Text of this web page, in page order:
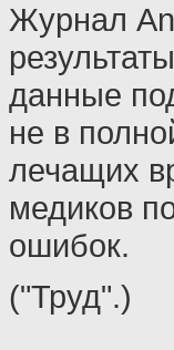
Журнал
данные
не в
лечащих
медиков
ошибок.
("Труд".)